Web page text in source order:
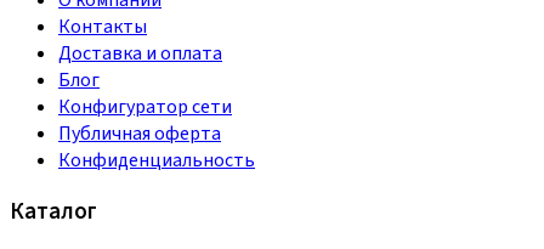
Контакты
Доставка и оплата
Блог
Конфигуратор сети
Публичная оферта
Конфиденциальность
Каталог